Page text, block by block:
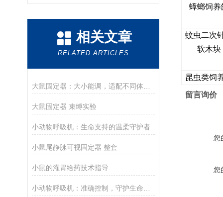
相关文章
RELATED ARTICLES
大鼠固定器 束缚实验
小动物呼吸机：生命支持的温柔守护者
小鼠尾静脉可视固定器 整套
小鼠的灌胃给药技术指导
蟑螂饲养
蚊虫二次
软木块
昆虫类饲
留言询价
您
您